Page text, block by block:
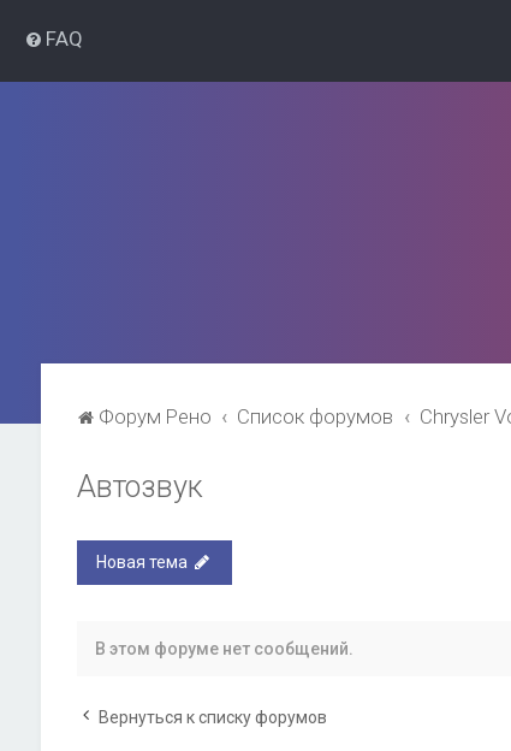
FAQ
Форум Рено Список форумов Chrysler
Автозвук
Новая тема
В этом форуме нет сообщений.
Вернуться к списку форумов